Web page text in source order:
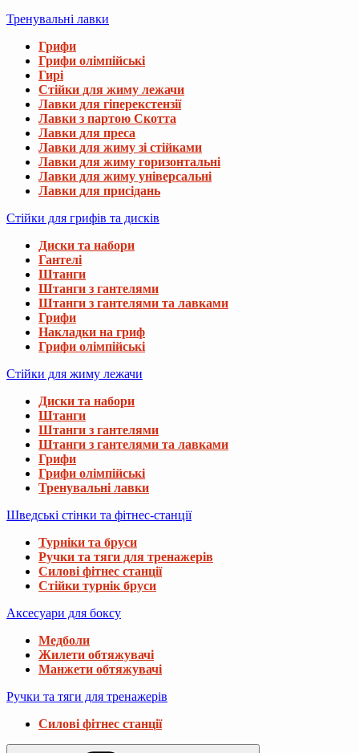
Тренувальні лавки
Грифи
Грифи олімпійські
Гирі
Стійки для жиму лежачи
Лавки для гіперекстензії
Лавки з партою Скотта
Лавки для преса
Лавки для жиму зі стійками
Лавки для жиму горизонтальні
Лавки для жиму універсальні
Лавки для присідань
Стійки для грифів та дисків
Диски та набори
Гантелі
Штанги
Штанги з гантелями
Штанги з гантелями та лавками
Грифи
Накладки на гриф
Грифи олімпійські
Стійки для жиму лежачи
Диски та набори
Штанги
Штанги з гантелями
Штанги з гантелями та лавками
Грифи
Грифи олімпійські
Тренувальні лавки
Шведські стінки та фітнес-станції
Турніки та бруси
Ручки та тяги для тренажерів
Силові фітнес станції
Стійки турнік бруси
Аксесуари для боксу
Медболи
Жилети обтяжувачі
Манжети обтяжувачі
Ручки та тяги для тренажерів
Силові фітнес станції